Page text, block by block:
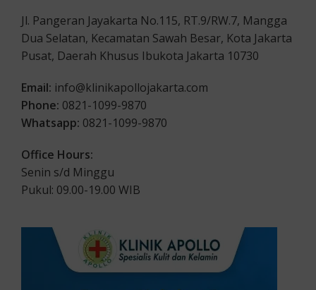
Jl. Pangeran Jayakarta No.115, RT.9/RW.7, Mangga
Dua Selatan, Kecamatan Sawah Besar, Kota Jakarta
Pusat, Daerah Khusus Ibukota Jakarta 10730
Email: info@klinikapollojakarta.com
Phone: 0821-1099-9870
Whatsapp: 0821-1099-9870
Office Hours:
Senin s/d Minggu
Pukul: 09.00-19.00 WIB